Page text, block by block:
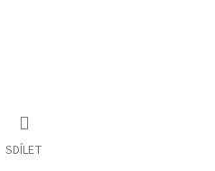
SDÍLET